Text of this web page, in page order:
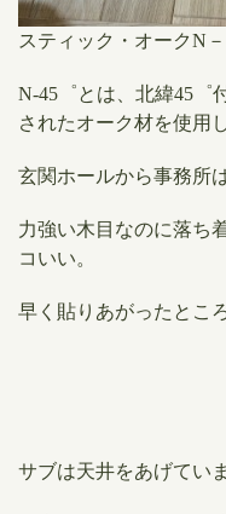
スティック・オークN
N-45゜とは、北緯45゜
されたオーク材を使用
玄関ホールから事務所
力強い木目なのに落ち
コいい。
早く貼りあがったとこ
サブは天井をあげていま